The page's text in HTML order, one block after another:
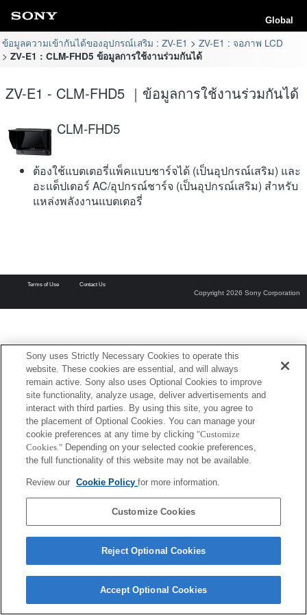
Global
ข้อมูลความเข้ากันได้ของอุปกรณ์เสริม : ZV-E1 ZV-E1 : จอภาพ LCD
ZV-E1 : CLM-FHD5 ข้อมูลการใช้งานร่วมกันได้
ZV-E1 - CLM-FHD5 ｜ข้อมูลการใช้งานร่วมกันได้
CLM-FHD5
ต้องใช้แบตเตอรี่แพ็คแบบชาร์จได้ (เป็นอุปกรณ์เสริม) และ
อะแด็ปเตอร์ AC/อุปกรณ์ชาร์จ (เป็นอุปกรณ์เสริม) สำหรับ
แหล่งพลังงานแบตเตอรี่
Terms of Use Contact Us
Copyright 2026 Sony Corporation
Sony uses Strictly Necessary Cookies to operate this
website. These cookies are essential, and will always
remain active. Sony also uses Optional Cookies to improve
site functionality, analyze usage, deliver advertisements and
interact with third parties. By using this site, you agree to
the placement of Optional Cookies. You can manage your
cookie preferences at any time by clicking "Customize
Cookies." Depending on your selected cookie preferences,
the full functionality of this website may not be available.
Review our Cookie Policyfor more information.
Customize Cookies
Reject Optional Cookies
Accept Optional Cookies